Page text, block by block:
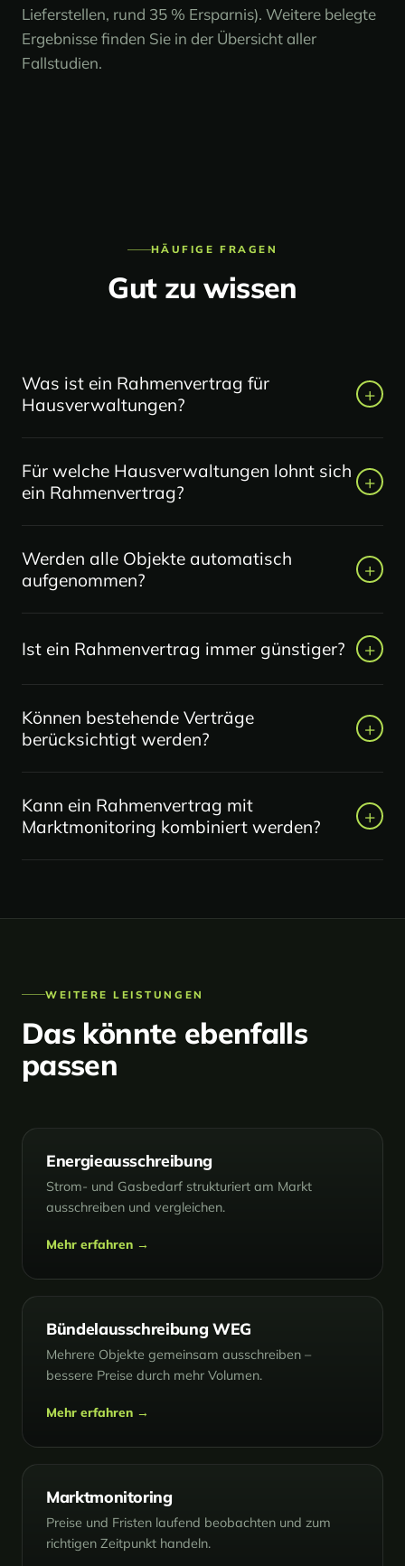
Lieferstellen, rund 35 % Ersparnis). Weitere belegte
Ergebnisse finden Sie in der Übersicht aller
Fallstudien.
HÄUFIGE FRAGEN
Gut zu wissen
Was ist ein Rahmenvertrag für
Hausverwaltungen?
+
Gaslieferstellen unter vereinbarten Konditionen.
Dadurch lassen sich Energieverträge zentraler
steuern und besser dokumentieren.
Für welche Hausverwaltungen lohnt sich
ein Rahmenvertrag?
+
Mehrfamilienhäusern oder Gewerbeobjekten kann
ein Rahmenvertrag sinnvoll sein.
Werden alle Objekte automatisch
aufgenommen?
+
wirtschaftlich und vertraglich sinnvoll gebündelt
Ist ein Rahmenvertrag immer günstiger? +
Einzelfall geprüft werden. Manchmal ist eine
separate Ausschreibung einzelner Lieferstellen
sinnvoller.
Können bestehende Verträge
berücksichtigt werden?
+
Preisbindungen werden vorab geprüft.
Kann ein Rahmenvertrag mit
Marktmonitoring kombiniert werden?
+
beobachtet werden.
WEITERE LEISTUNGEN
Das könnte ebenfalls
passen
Energieausschreibung
Strom- und Gasbedarf strukturiert am Markt
ausschreiben und vergleichen.
Mehr erfahren →
Bündelausschreibung WEG
Mehrere Objekte gemeinsam ausschreiben –
bessere Preise durch mehr Volumen.
Mehr erfahren →
Marktmonitoring
Preise und Fristen laufend beobachten und zum
richtigen Zeitpunkt handeln.